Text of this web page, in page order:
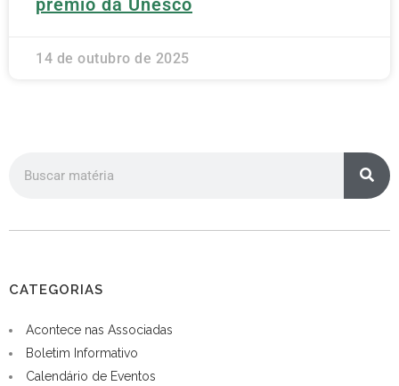
14 de outubro de 2025
CATEGORIAS
Acontece nas Associadas
Boletim Informativo
Calendário de Eventos